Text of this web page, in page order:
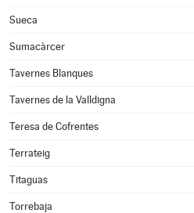
Sueca
Sumacàrcer
Tavernes Blanques
Tavernes de la Valldigna
Teresa de Cofrentes
Terrateig
Titaguas
Torrebaja